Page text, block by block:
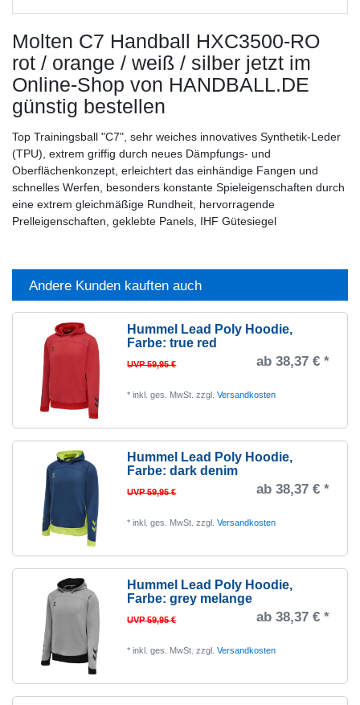
Molten C7 Handball HXC3500-RO
rot / orange / weiß / silber jetzt im
Online-Shop von HANDBALL.DE
günstig bestellen
Top Trainingsball "C7", sehr weiches innovatives Synthetik-Leder
(TPU), extrem griffig durch neues Dämpfungs- und
Oberflächenkonzept, erleichtert das einhändige Fangen und
schnelles Werfen, besonders konstante Spieleigenschaften durch
eine extrem gleichmäßige Rundheit, hervorragende
Prelleigenschaften, geklebte Panels, IHF Gütesiegel
Andere Kunden kauften auch
Hummel Lead Poly Hoodie,
Farbe: true red
UVP 59,95 € ab 38,37 € *
*inkl. ges. MwSt. zzgl.Versandkosten
Hummel Lead Poly Hoodie,
Farbe: dark denim
UVP 59,95 € ab 38,37 € *
*inkl. ges. MwSt. zzgl.Versandkosten
Hummel Lead Poly Hoodie,
Farbe: grey melange
UVP 59,95 € ab 38,37 € *
*inkl. ges. MwSt. zzgl.Versandkosten